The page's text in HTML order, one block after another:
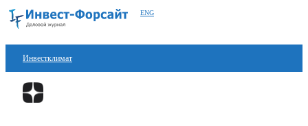
ENG
Инвестклимат
Финансы